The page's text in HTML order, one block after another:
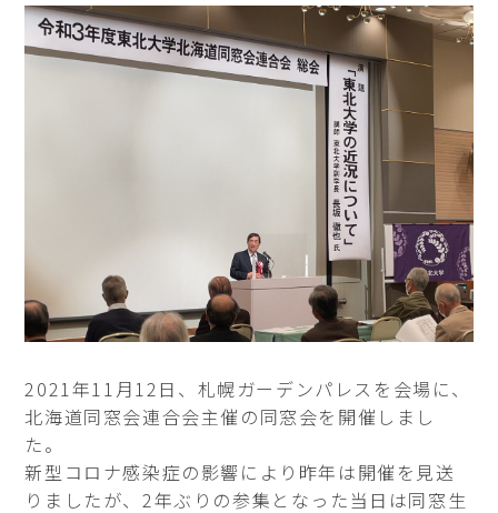
2021年11月12日、札幌ガーデンパレスを会場に、
北海道同窓会連合会主催の同窓会を開催しまし
た。
新型コロナ感染症の影響により昨年は開催を見送
りましたが、2年ぶりの参集となった当日は同窓生